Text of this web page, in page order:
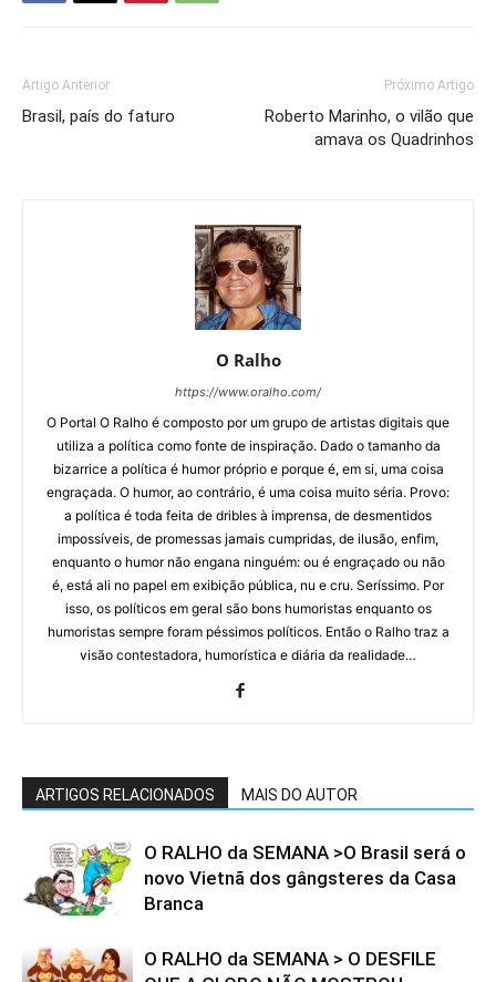
Artigo Anterior
Brasil, país do faturo
Próximo Artigo
Roberto Marinho, o vilão que
amava os Quadrinhos
O Ralho
https://www.oralho.com/
O Portal O Ralho é composto por um grupo de artistas digitais que
utiliza a política como fonte de inspiração. Dado o tamanho da
bizarrice a política é humor próprio e porque é, em si, uma coisa
engraçada. O humor, ao contrário, é uma coisa muito séria. Provo:
a política é toda feita de dribles à imprensa, de desmentidos
impossíveis, de promessas jamais cumpridas, de ilusão, enfim,
enquanto o humor não engana ninguém: ou é engraçado ou não
é, está ali no papel em exibição pública, nu e cru. Seríssimo. Por
isso, os políticos em geral são bons humoristas enquanto os
humoristas sempre foram péssimos políticos. Então o Ralho traz a
visão contestadora, humorística e diária da realidade…
ARTIGOS RELACIONADOS MAIS DO AUTOR
O RALHO da SEMANA >O Brasil será o
novo Vietnã dos gângsteres da Casa
Branca
O RALHO da SEMANA > O DESFILE